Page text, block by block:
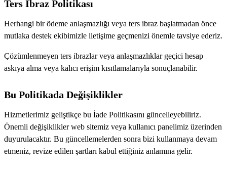
Ters İbraz Politikası
Herhangi bir ödeme anlaşmazlığı veya ters ibraz başlatmadan önce
mutlaka destek ekibimizle iletişime geçmenizi önemle tavsiye ederiz.
Çözümlenmeyen ters ibrazlar veya anlaşmazlıklar geçici hesap
askıya alma veya kalıcı erişim kısıtlamalarıyla sonuçlanabilir.
Bu Politikada Değişiklikler
Hizmetlerimiz geliştikçe bu İade Politikasını güncelleyebiliriz.
Önemli değişiklikler web sitemiz veya kullanıcı panelimiz üzerinden
duyurulacaktır. Bu güncellemelerden sonra bizi kullanmaya devam
etmeniz, revize edilen şartları kabul ettiğiniz anlamına gelir.